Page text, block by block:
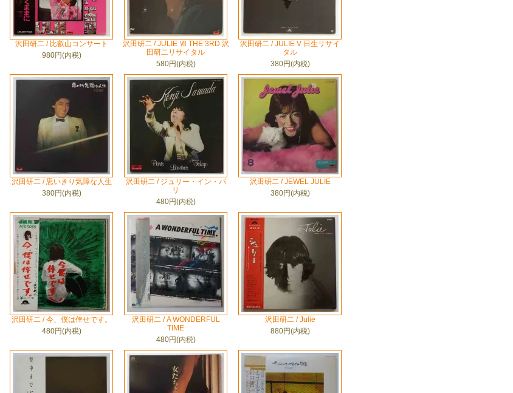
沢田研二 / 比叡山コンサート
980円(内税)
沢田研二 / JULIE Ⅶ THE 3RD 沢
田研二リサイタル
580円(内税)
沢田研二 / JULIE V 日生リサイ
タル
380円(内税)
沢田研二 / 思いきり気障な人生
380円(内税)
沢田研二 / ジュリー・イン・パ
リ
480円(内税)
沢田研二 / JEWEL JULIE
380円(内税)
沢田研二 / 今、僕は倖せです。
480円(内税)
沢田研二 / A WONDERFUL
TIME
480円(内税)
沢田研二 / Julie
880円(内税)